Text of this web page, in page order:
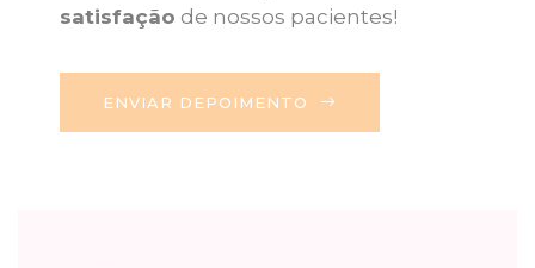
satisfação de nossos pacientes!
ENVIAR DEPOIMENTO